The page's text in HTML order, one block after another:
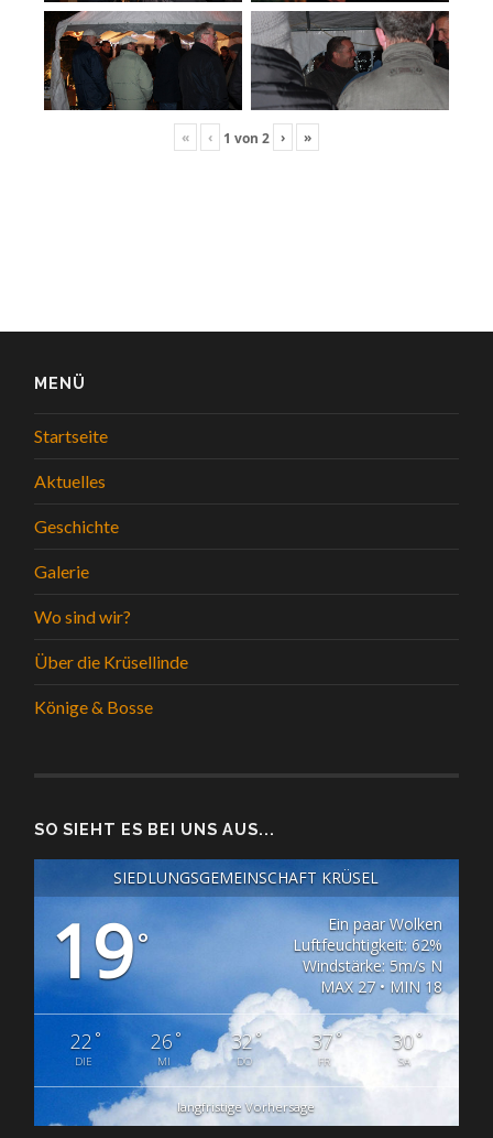
« ‹ 1 von 2 › »
MENÜ
Startseite
Aktuelles
Geschichte
Galerie
Wo sind wir?
Über die Krüsellinde
Könige & Bosse
SO SIEHT ES BEI UNS AUS...
SIEDLUNGSGEMEINSCHAFT KRÜSEL
19°
Ein paar Wolken
Luftfeuchtigkeit: 62%
Windstärke: 5m/s N
MAX 27 • MIN 18
22 °
DIE
26°
MI
32°
DO
37°
FR
30°
SA
langfristige Vorhersage